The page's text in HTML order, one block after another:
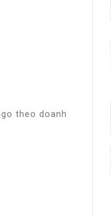
theo doanh